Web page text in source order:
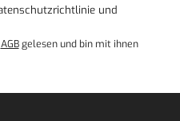
und
AGBgelesen und bin mit ihnen